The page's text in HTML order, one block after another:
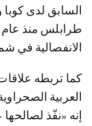
السابق لدى كوبا
الانفصالية في
كما تربطه
العربية
إنه «نفّذ